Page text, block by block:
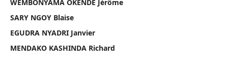
WEMBONYAMA OKENDE Jérôme
SARY NGOY Blaise
EGUDRA NYADRI Janvier
MENDAKO KASHINDA Richard